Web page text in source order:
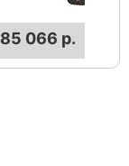
85 066 р.